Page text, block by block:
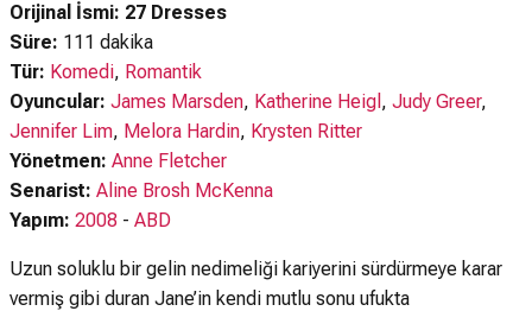
Orijinal İsmi: 27 Dresses
Süre: 111 dakika
Tür: Komedi, Romantik
Oyuncular: James Marsden, Katherine Heigl , Judy Greer,
Jennifer Lim, Melora Hardin, Krysten Ritter
Yönetmen: Anne Fletcher
Senarist: Aline Brosh McKenna
Yapım: 2008 - ABD
Uzun soluklu bir gelin nedimeliği kariyerini sürdürmeye karar
vermiş gibi duran Jane’in kendi mutlu sonu ufukta